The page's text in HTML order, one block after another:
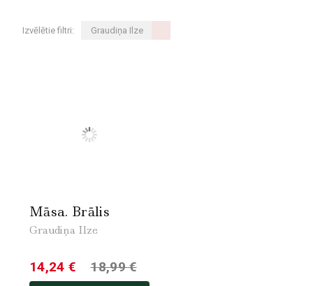
Izvēlētie filtri: Graudiņa Ilze
Māsa. Brālis
Graudiņa Ilze
14,24 € 18,99 €